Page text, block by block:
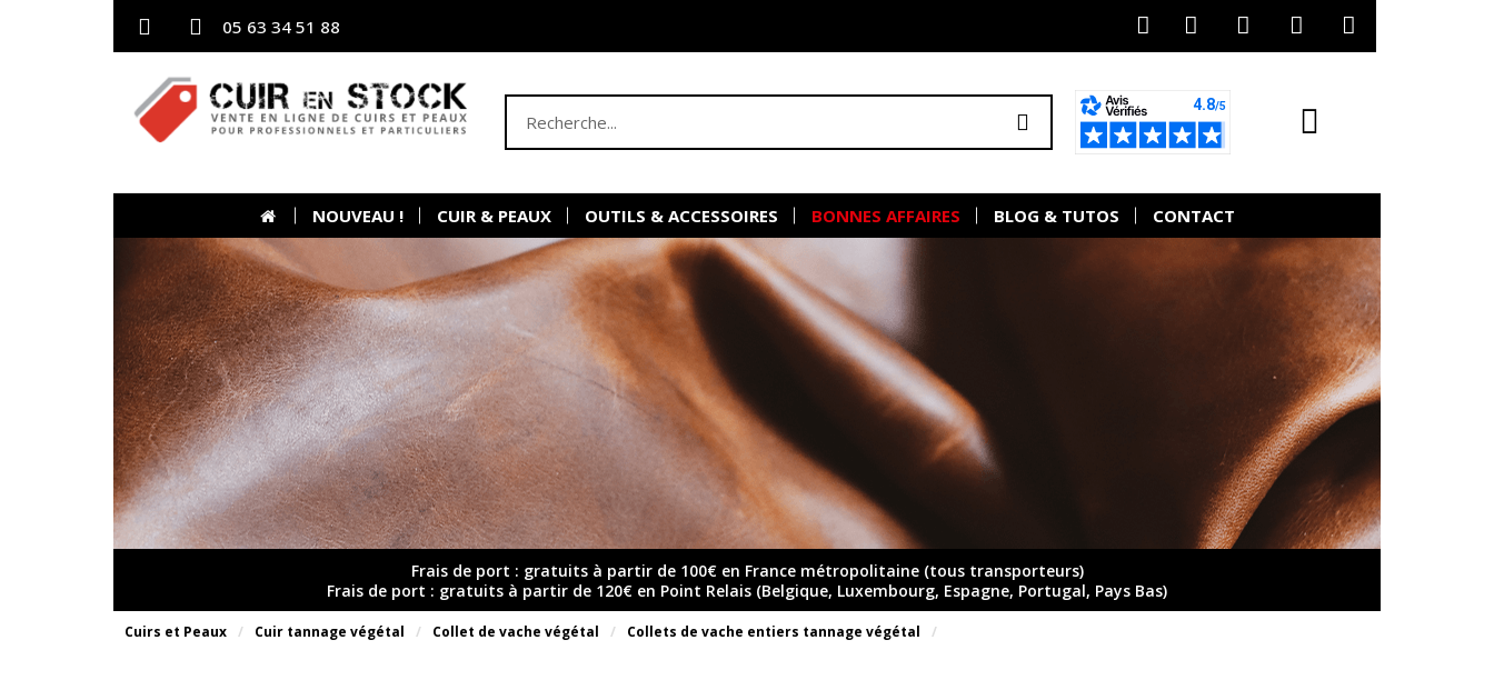
05 63 34 51 88
NOUVEAU ! CUIR & PEAUX OUTILS & ACCESSOIRES BONNES AFFAIRES BLOG & TUTOS CONTACT
Frais de port : gratuits à partir de 100€ en France métropolitaine (tous transporteurs)
Frais de port : gratuits à partir de 120€ en Point Relais (Belgique, Luxembourg, Espagne, Portugal, Pays Bas)
Cuirs et Peaux Cuir tannage végétal Collet de vache végétal Collets de vache entiers tannage végétal